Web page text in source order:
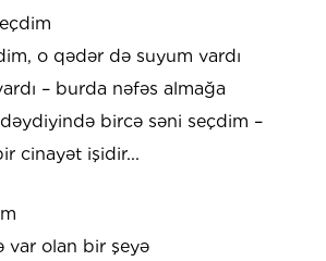
o qədər də suyum vardı
– burda nəfəs almağa
bircə səni seçdim –
cinayət işidir...
var olan bir şeyə